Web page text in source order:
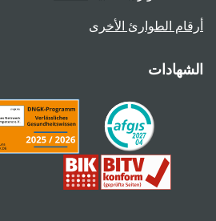
أرقام الطوارئ الأخرى
الشهادات